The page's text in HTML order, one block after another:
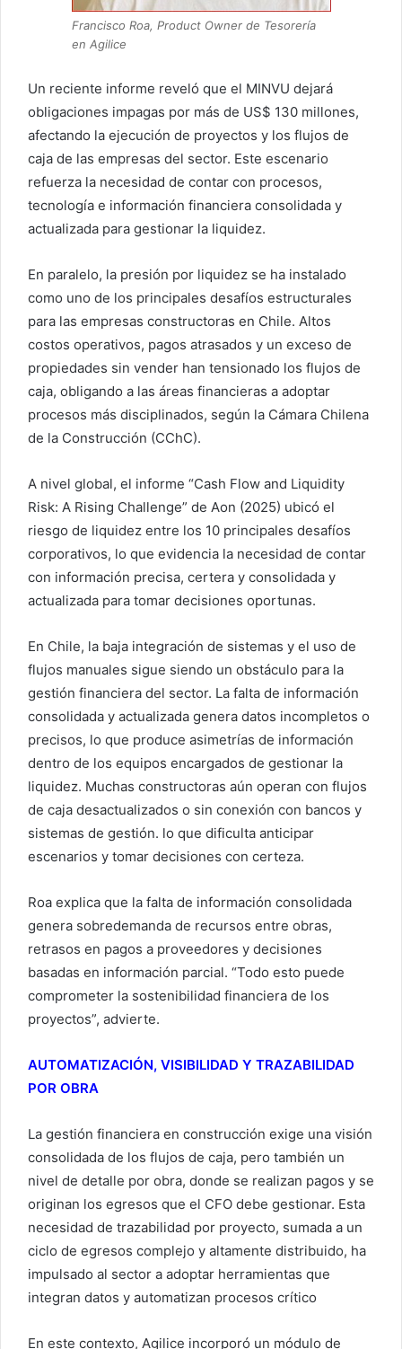
Francisco Roa, Product Owner de Tesorería
en Agilice
Un reciente informe reveló que el MINVU dejará
obligaciones impagas por más de US$ 130 millones,
afectando la ejecución de proyectos y los flujos de
caja de las empresas del sector. Este escenario
refuerza la necesidad de contar con procesos,
tecnología e información financiera consolidada y
actualizada para gestionar la liquidez.
En paralelo, la presión por liquidez se ha instalado
como uno de los principales desafíos estructurales
para las empresas constructoras en Chile. Altos
costos operativos, pagos atrasados y un exceso de
propiedades sin vender han tensionado los flujos de
caja, obligando a las áreas financieras a adoptar
procesos más disciplinados, según la Cámara Chilena
de la Construcción (CChC).
A nivel global, el informe “Cash Flow and Liquidity
Risk: A Rising Challenge” de Aon (2025) ubicó el
riesgo de liquidez entre los 10 principales desafíos
corporativos, lo que evidencia la necesidad de contar
con información precisa, certera y consolidada y
actualizada para tomar decisiones oportunas.
En Chile, la baja integración de sistemas y el uso de
flujos manuales sigue siendo un obstáculo para la
gestión financiera del sector. La falta de información
consolidada y actualizada genera datos incompletos o
precisos, lo que produce asimetrías de información
dentro de los equipos encargados de gestionar la
liquidez. Muchas constructoras aún operan con flujos
de caja desactualizados o sin conexión con bancos y
sistemas de gestión. lo que dificulta anticipar
escenarios y tomar decisiones con certeza.
Roa explica que la falta de información consolidada
genera sobredemanda de recursos entre obras,
retrasos en pagos a proveedores y decisiones
basadas en información parcial. “Todo esto puede
comprometer la sostenibilidad financiera de los
proyectos”, advierte.
AUTOMATIZACIÓN, VISIBILIDAD Y TRAZABILIDAD
POR OBRA
La gestión financiera en construcción exige una visión
consolidada de los flujos de caja, pero también un
nivel de detalle por obra, donde se realizan pagos y se
originan los egresos que el CFO debe gestionar. Esta
necesidad de trazabilidad por proyecto, sumada a un
ciclo de egresos complejo y altamente distribuido, ha
impulsado al sector a adoptar herramientas que
integran datos y automatizan procesos crítico
En este contexto, Agilice incorporó un módulo de